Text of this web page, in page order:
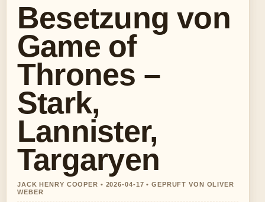
Besetzung von
Game of
Thrones –
Stark,
Lannister,
Targaryen
JACK HENRY COOPER • 2026-04-17 • GEPRUFT VON OLIVER
WEBER